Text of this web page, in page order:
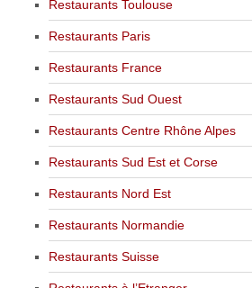
Restaurants Toulouse
Restaurants Paris
Restaurants France
Restaurants Sud Ouest
Restaurants Centre Rhône Alpes
Restaurants Sud Est et Corse
Restaurants Nord Est
Restaurants Normandie
Restaurants Suisse